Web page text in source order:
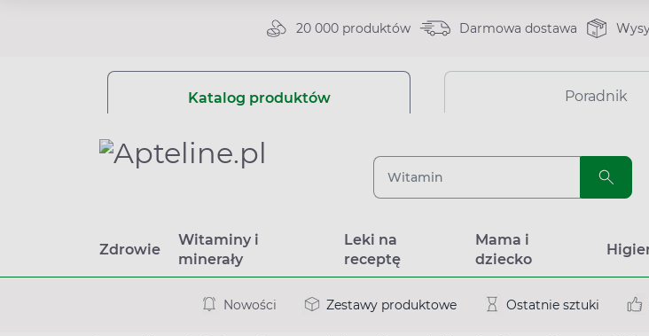
20 000 produktów Darmowa dostawa
Katalog produktów Poradnik
Zdrowie
Witaminy i
minerały
Leki na
receptę
Mama i
dziecko
Nowości Zestawy produktowe Ostatnie sztuki